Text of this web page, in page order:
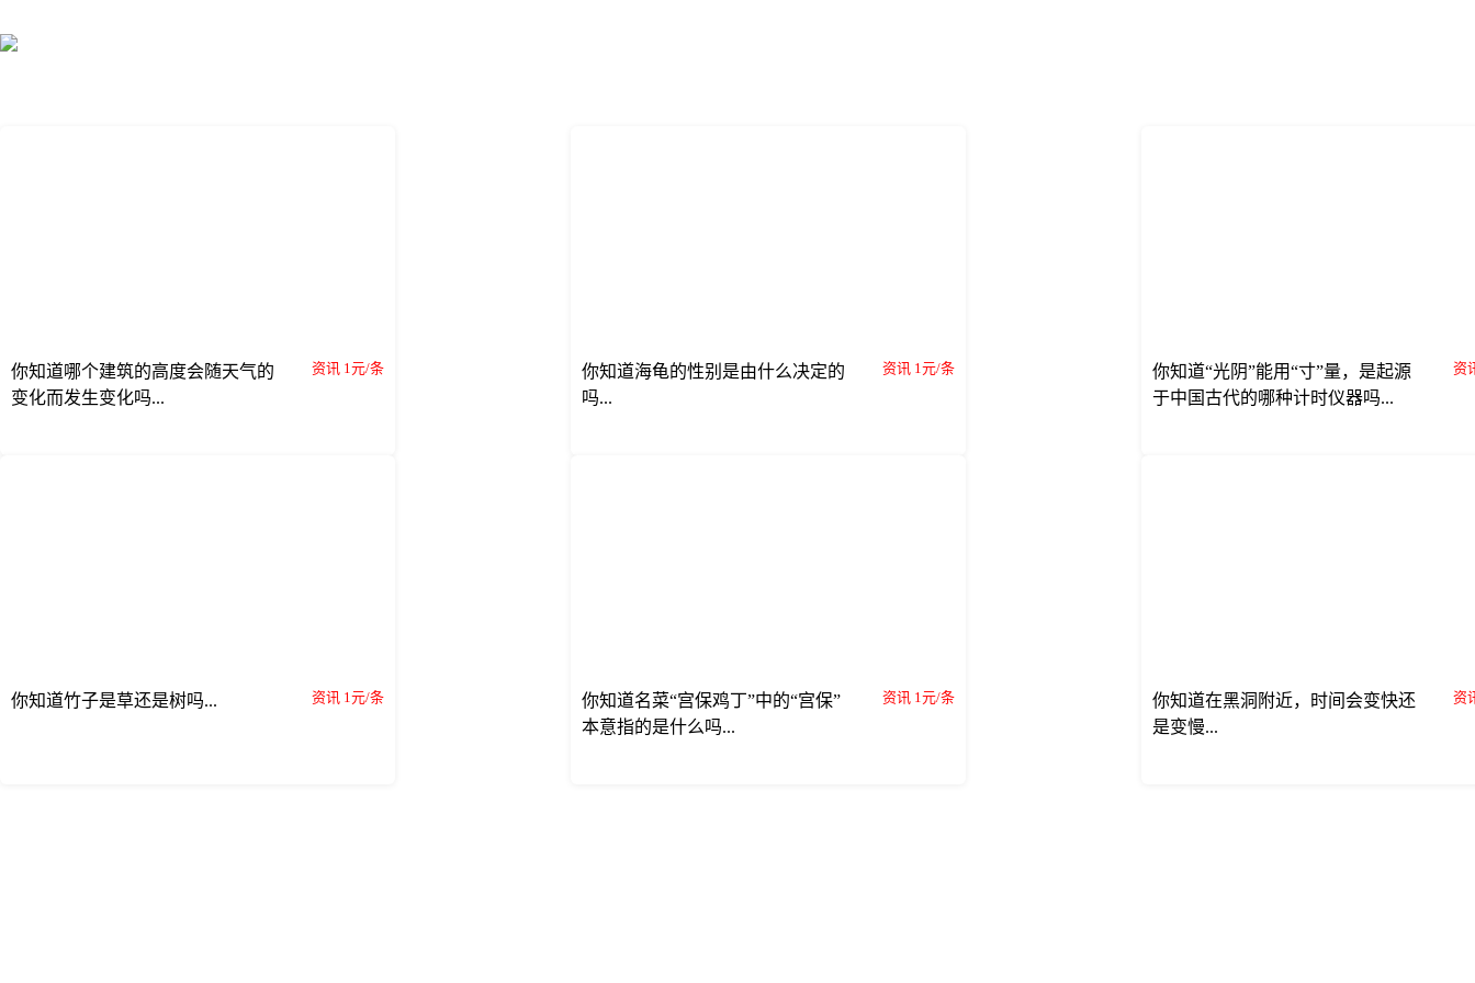
你知道哪个建筑的高度会随天气的
变化而发生变化吗...
资讯 1元/条
你知道海龟的性别是由什么决定的
吗...
资讯 1元/条
你知道“光阴”能用“寸”量，是起源
于中国古代的哪种计时仪器吗...
资
你知道竹子是草还是树吗... 资讯 1元/条
你知道名菜“宫保鸡丁”中的“宫保”
本意指的是什么吗...
资讯 1元/条
你知道在黑洞附近，时间会变快还
是变慢...
资